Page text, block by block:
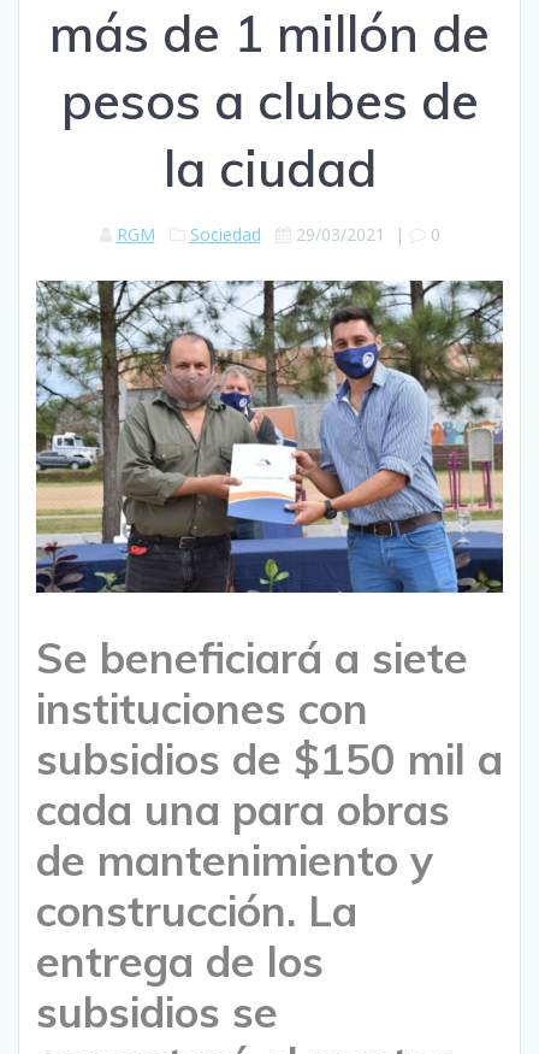
más de 1 millón de
pesos a clubes de
la ciudad
RGM Sociedad 29/03/2021 | 0
Se beneficiará a siete
instituciones con
subsidios de $150 mil a
cada una para obras
de mantenimiento y
construcción. La
entrega de los
subsidios se